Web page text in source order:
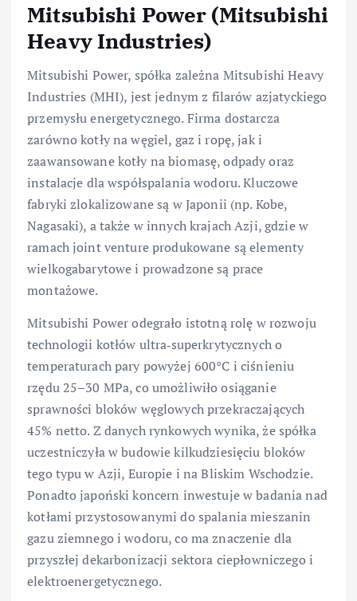
Mitsubishi Power (Mitsubishi
Heavy Industries)
Mitsubishi Power, spółka zależna Mitsubishi Heavy
Industries (MHI), jest jednym z filarów azjatyckiego
przemysłu energetycznego. Firma dostarcza
zarówno kotły na węgiel, gaz i ropę, jak i
zaawansowane kotły na biomasę, odpady oraz
instalacje dla współspalania wodoru. Kluczowe
fabryki zlokalizowane są w Japonii (np. Kobe,
Nagasaki), a także w innych krajach Azji, gdzie w
ramach joint venture produkowane są elementy
wielkogabarytowe i prowadzone są prace
montażowe.
Mitsubishi Power odegrało istotną rolę w rozwoju
technologii kotłów ultra‑superkrytycznych o
temperaturach pary powyżej 600°C i ciśnieniu
rzędu 25–30 MPa, co umożliwiło osiąganie
sprawności bloków węglowych przekraczających
45% netto. Z danych rynkowych wynika, że spółka
uczestniczyła w budowie kilkudziesięciu bloków
tego typu w Azji, Europie i na Bliskim Wschodzie.
Ponadto japoński koncern inwestuje w badania nad
kotłami przystosowanymi do spalania mieszanin
gazu ziemnego i wodoru, co ma znaczenie dla
przyszłej dekarbonizacji sektora ciepłowniczego i
elektroenergetycznego.